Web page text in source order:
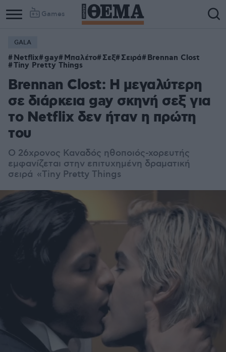
Games
Column
1
Column
2
GALA
Netflix gay Μπαλέτο Σεξ Σειρά Brennan Clost
Tiny Pretty Things
Brennan Clost: Η μεγαλύτερη
σε διάρκεια gay σκηνή σεξ για
το Netflix δεν ήταν η πρώτη
του
Ο 26χρονος Καναδός ηθοποιός-χορευτής
εμφανίζεται στην επιτυχημένη δραματική
σειρά «Tiny Pretty Things